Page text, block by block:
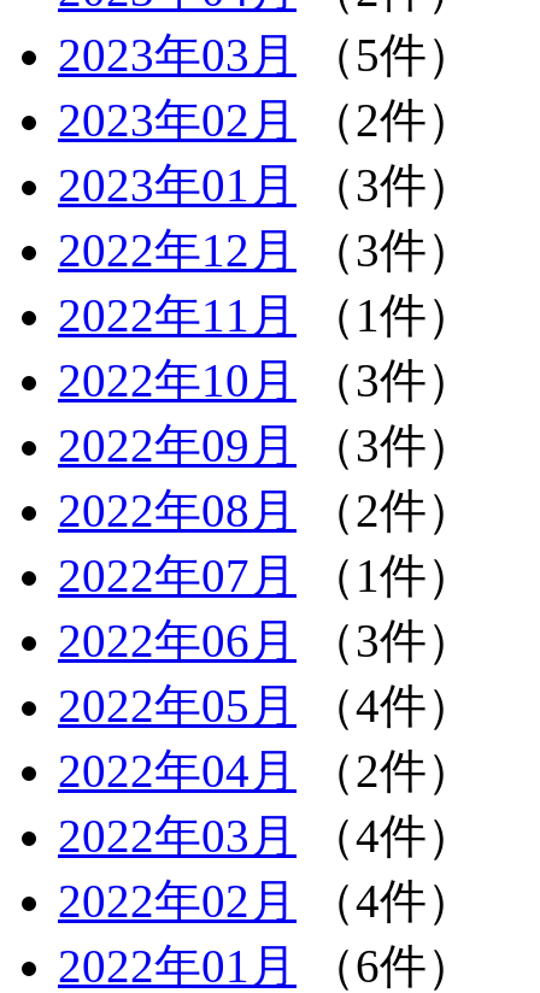
2023年03月
（5件）
2023年02月
（2件）
2023年01月
（3件）
2022年12月
（3件）
2022年11月
（1件）
2022年10月
（3件）
2022年09月
（3件）
2022年08月
（2件）
2022年07月
（1件）
2022年06月
（3件）
2022年05月
（4件）
2022年04月
（2件）
2022年03月
（4件）
2022年02月
（4件）
2022年01月
（6件）